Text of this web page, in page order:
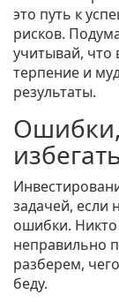
это путь к
рисков.
учитывай, что
терпение и
результаты.
Ошибки,
задачей, если
ошибки. Никто
неправильно
разберем,
беду.